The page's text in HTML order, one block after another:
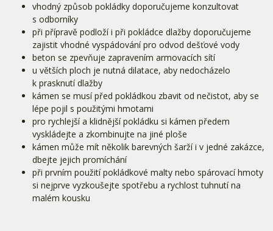
vhodný způsob pokládky doporučujeme konzultovat
s odborníky
při přípravě podloží i při pokládce dlažby doporučujeme
zajistit vhodné vyspádování pro odvod dešťové vody
beton se zpevňuje zapravením armovacích sítí
u větších ploch je nutná dilatace, aby nedocházelo
k prasknutí dlažby
kámen se musí před pokládkou zbavit od nečistot, aby se
lépe pojil s použitými hmotami
pro rychlejší a klidnější pokládku si kámen předem
vyskládejte a zkombinujte na jiné ploše
kámen může mít několik barevných šarží i v jedné zakázce,
dbejte jejich promíchání
při prvním použití pokládkové malty nebo spárovací hmoty
si nejprve vyzkoušejte spotřebu a rychlost tuhnutí na
malém kousku